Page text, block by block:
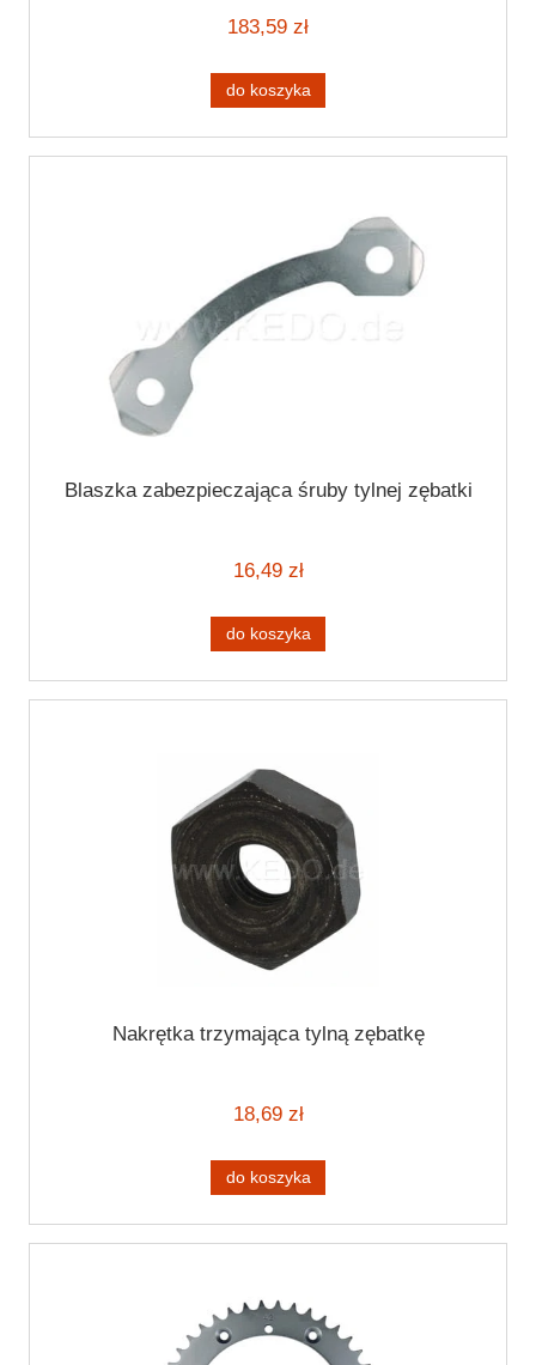
183,59 zł
do koszyka
Blaszka zabezpieczająca śruby tylnej zębatki
16,49 zł
do koszyka
Nakrętka trzymająca tylną zębatkę
18,69 zł
do koszyka